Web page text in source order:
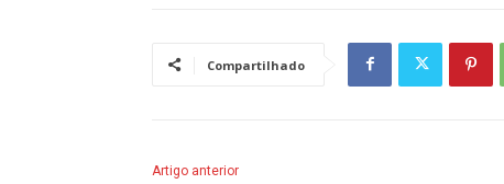
Compartilhado
Artigo anterior